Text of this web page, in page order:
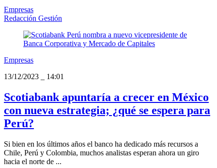
Empresas
Redacción Gestión
Empresas
13/12/2023
14:01
Scotiabank apuntaría a crecer en México
con nueva estrategia; ¿qué se espera para
Perú?
Si bien en los últimos años el banco ha dedicado más recursos a
Chile, Perú y Colombia, muchos analistas esperan ahora un giro
hacia el norte de ...